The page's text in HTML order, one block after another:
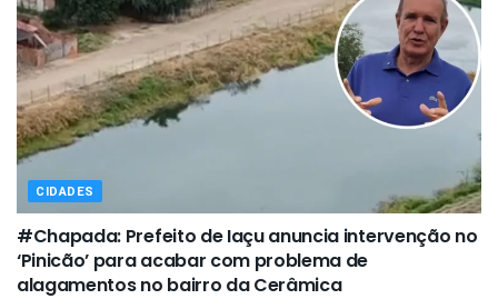
CIDADES
#Chapada: Prefeito de Iaçu anuncia intervenção no
‘Pinicão’ para acabar com problema de
alagamentos no bairro da Cerâmica